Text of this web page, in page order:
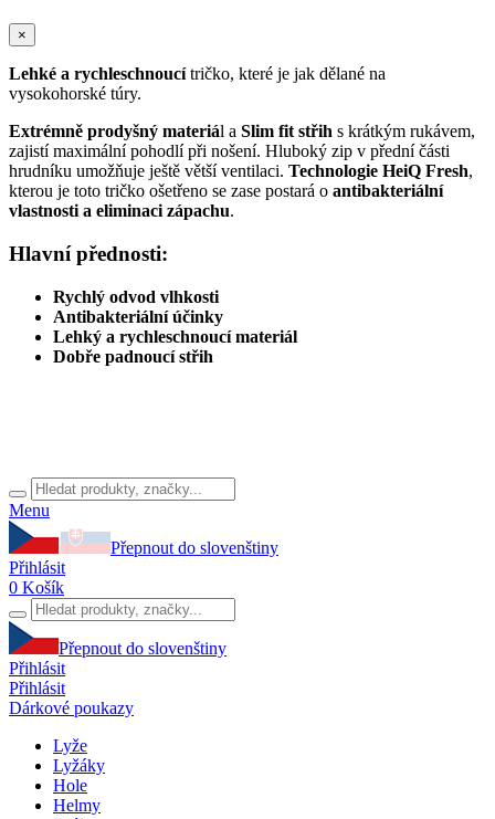
×
Lehké a rychleschnoucítričko, které je jak dělané na
vysokohorské túry.
Extrémně prodyšný materiál a Slim fit střih s krátkým rukávem,
zajistí maximální pohodlí při nošení. Hluboký zip v přední části
hrudníku umožňuje ještě větší ventilaci. Technologie HeiQ Fresh,
kterou je toto tričko ošetřeno se zase postará o antibakteriální
vlastnosti a eliminaci zápachu.
Hlavní přednosti:
Rychlý odvod vlhkosti
Antibakteriální účinky
Lehký a rychleschnoucí materiál
Dobře padnoucí střih
Menu
Přepnout do slovenštiny
Přihlásit
0 Košík
Přepnout do slovenštiny
Přihlásit
Přihlásit
Dárkové poukazy
Lyže
Lyžáky
Hole
Helmy